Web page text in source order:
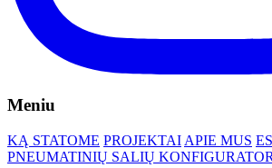
Meniu
KĄ STATOME PROJEKTAI APIE MUS
PNEUMATINIŲ SALIŲ